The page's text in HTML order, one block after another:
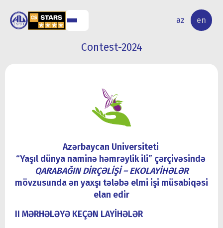
az en
RESEARCH
ACTIVITY
Contest-2024
Azərbaycan Universiteti
“Yaşıl dünya naminə həmrəylik ili” çərçivəsində
QARABAĞIN DİRÇƏLİŞİ – EKOLAYİHƏLƏR
mövzusundaən yaxşı tələbə elmi işi müsabiqəsi
elan edir
II MƏRHƏLƏYƏ KEÇƏN LAYİHƏLƏR